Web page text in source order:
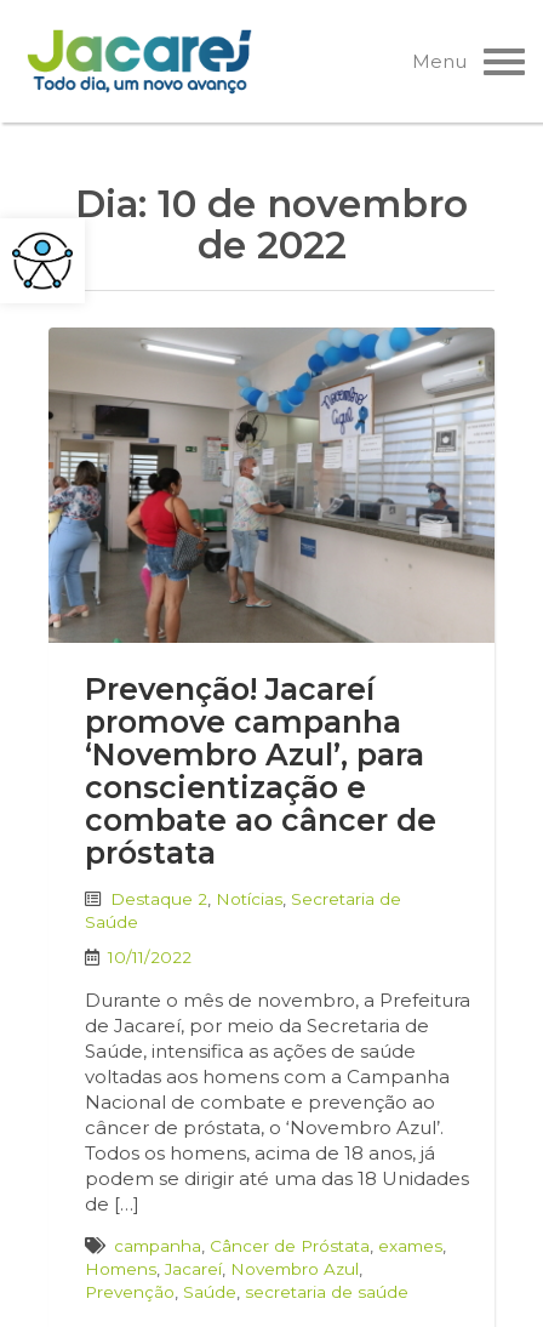
Pular
para
o
Menu
Dia: 10 de novembro
de 2022
Prevenção! Jacareí
promove campanha
‘Novembro Azul’, para
conscientização e
combate ao câncer de
próstata
Destaque 2 Notícias Secretaria de
Saúde
10/11/2022
Durante o mês de novembro, a Prefeitura
de Jacareí, por meio da Secretaria de
Saúde, intensifica as ações de saúde
voltadas aos homens com a Campanha
Nacional de combate e prevenção ao
câncer de próstata, o ‘Novembro Azul’.
Todos os homens, acima de 18 anos, já
podem se dirigir até uma das 18 Unidades
de […]
campanha Câncer de Próstata exames
Homens ,Jacareí, Novembro Azul
Prevenção Saúde secretaria de saúde